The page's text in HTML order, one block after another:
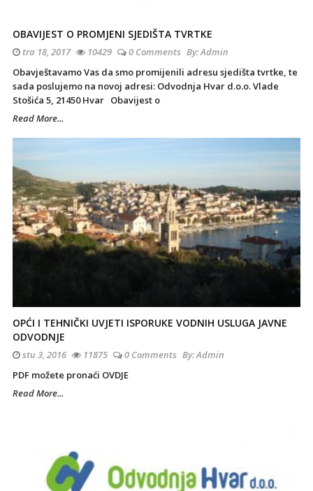
OBAVIJEST O PROMJENI SJEDIŠTA TVRTKE
tra 18, 2017 10429 0 Comments By:Admin
Obavještavamo Vas da smo promijenili adresu sjedišta tvrtke, te
sada poslujemo na novoj adresi: Odvodnja Hvar d.o.o. Vlade
Stošića 5, 21450 Hvar Obavijest o
Read More...
OPĆI I TEHNIČKI UVJETI ISPORUKE VODNIH USLUGA JAVNE
ODVODNJE
stu 3, 2016 11875 0 Comments By:Admin
PDF možete pronaći OVDJE
Read More...